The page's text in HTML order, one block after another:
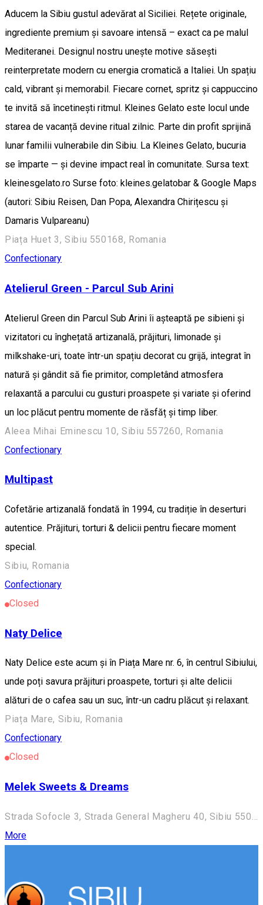
Aducem la Sibiu gustul adevărat al Siciliei. Rețete originale,
ingrediente premium și savoare intensă – exact ca pe malul
Mediteranei. Designul nostru unește motive săsești
reinterpretate modern cu energia cromatică a Italiei. Un spațiu
cald, vibrant și memorabil. Fiecare cornet, spritz și cappuccino
te invită să încetinești ritmul. Kleines Gelato este locul unde
starea de vacanță devine ritual zilnic. Parte din profit sprijină
lunar familii vulnerabile din Sibiu. La Kleines Gelato, bucuria
se împarte — și devine impact real în comunitate. Sursa text:
kleinesgelato.ro Surse foto: kleines.gelatobar & Google Maps
(autori: Sibiu Reisen, Dan Popa, Alexandra Chirițescu și
Damaris Vulpareanu)
Piața Huet 3, Sibiu 550168, Romania
Confectionary
Atelierul Green - Parcul Sub Arini
Atelierul Green din Parcul Sub Arini îi așteaptă pe sibieni și
vizitatori cu înghețată artizanală, prăjituri, limonade și
milkshake-uri, toate într-un spațiu decorat cu grijă, integrat în
natură și gândit să fie primitor, completând atmosfera
relaxantă a parcului cu gusturi proaspete și variate și oferind
un loc plăcut pentru momente de răsfăț și timp liber.
Aleea Mihai Eminescu 10, Sibiu 557260, Romania
Confectionary
Multipast
Cofetărie artizanală fondată în 1994, cu tradiție în deserturi
autentice. Prăjituri, torturi & delicii pentru fiecare moment
special.
Sibiu, Romania
Confectionary
Closed
Naty Delice
Naty Delice este acum și în Piața Mare nr. 6, în centrul Sibiului,
unde poți savura prăjituri proaspete, torturi și alte delicii
alături de o cafea sau un suc, într-un cadru plăcut și relaxant.
Piața Mare, Sibiu, Romania
Confectionary
Closed
Melek Sweets & Dreams
Strada Sofocle 3, Strada General Magheru 40, Sibiu 550094, Romania
More